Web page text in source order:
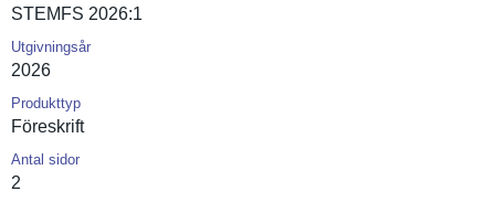
STEMFS 2026:1
Utgivningsår
2026
Produkttyp
Föreskrift
Antal sidor
2